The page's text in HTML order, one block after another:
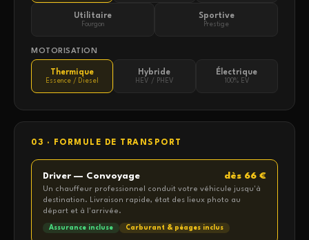
Utilitaire
Fourgon
Sportive
Prestige
MOTORISATION
Thermique
Essence / Diesel
Hybride
HEV / PHEV
Électrique
100% EV
03 · FORMULE DE TRANSPORT
Driver — Convoyage dès 66 €
Un chauffeur professionnel conduit votre véhicule jusqu'à
destination. Livraison rapide, état des lieux photo au
départ et à l'arrivée.
Assurance incluse Carburant & péages inclus